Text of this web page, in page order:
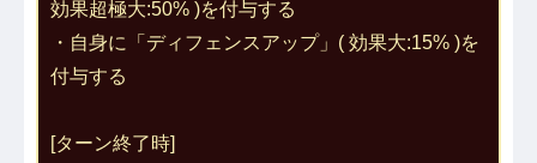
効果超極大:50% )を付与する
・自身に「 ディフェンスアップ」( 効果大:15% )を
付与する
[ターン終了時]